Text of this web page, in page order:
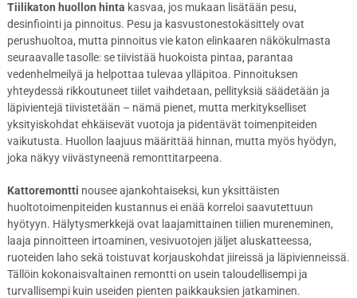
Tiilikaton huollon hinta kasvaa, jos mukaan lisätään pesu,
desinfiointi ja pinnoitus. Pesu ja kasvustonestokäsittely ovat
perushuoltoa, mutta pinnoitus vie katon elinkaaren näkökulmasta
seuraavalle tasolle: se tiivistää huokoista pintaa, parantaa
vedenhelmeilyä ja helpottaa tulevaa ylläpitoa. Pinnoituksen
yhteydessä rikkoutuneet tiilet vaihdetaan, pellityksiä säädetään ja
läpivientejä tiivistetään – nämä pienet, mutta merkitykselliset
yksityiskohdat ehkäisevät vuotoja ja pidentävät toimenpiteiden
vaikutusta. Huollon laajuus määrittää hinnan, mutta myös hyödyn,
joka näkyy viivästyneenä remonttitarpeena.
Kattoremontti nousee ajankohtaiseksi, kun yksittäisten
huoltotoimenpiteiden kustannus ei enää korreloi saavutettuun
hyötyyn. Hälytysmerkkejä ovat laajamittainen tiilien mureneminen,
laaja pinnoitteen irtoaminen, vesivuotojen jäljet aluskatteessa,
ruoteiden laho sekä toistuvat korjauskohdat jiireissä ja läpivienneissä.
Tällöin kokonaisvaltainen remontti on usein taloudellisempi ja
turvallisempi kuin useiden pienten paikkauksien jatkaminen.